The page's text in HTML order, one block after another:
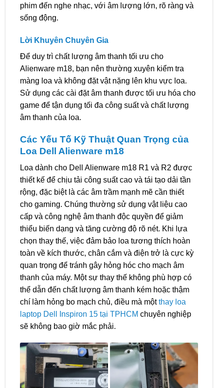
phim đến nghe nhạc, với âm lượng lớn, rõ ràng và
sống động.
Lời Khuyên Chuyên Gia
Để duy trì chất lượng âm thanh tối ưu cho
Alienware m18, bạn nên thường xuyên kiểm tra
màng loa và không đặt vật nặng lên khu vực loa.
Sử dụng các cài đặt âm thanh được tối ưu hóa cho
game để tận dụng tối đa công suất và chất lượng
âm thanh của loa.
Các Yếu Tố Kỹ Thuật Quan Trọng của
Loa Dell Alienware m18
Loa dành cho Dell Alienware m18 R1 và R2 được
thiết kế để chịu tải công suất cao và tái tạo dải tần
rộng, đặc biệt là các âm trầm mạnh mẽ cần thiết
cho gaming. Chúng thường sử dụng vật liệu cao
cấp và công nghệ âm thanh độc quyền để giảm
thiểu biến dạng và tăng cường độ rõ nét. Khi lựa
chọn thay thế, việc đảm bảo loa tương thích hoàn
toàn về kích thước, chân cắm và điện trở là cực kỳ
quan trọng để tránh gây hỏng hóc cho mạch âm
thanh của máy. Một sự thay thế không phù hợp có
thể dẫn đến chất lượng âm thanh kém hoặc thậm
chí làm hỏng bo mạch chủ, điều mà mộtthay loa
laptop Dell Inspiron 15 tại TPHCM chuyên nghiệp
sẽ không bao giờ mắc phải.